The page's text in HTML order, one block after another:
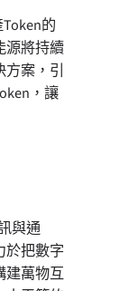
的
源將持續
方案，引
，讓
與通
於把數字
建萬物互